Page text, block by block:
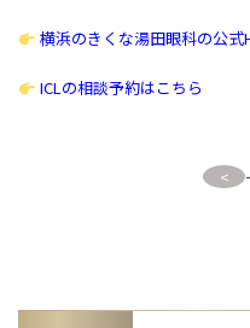
横浜のきくな湯田眼科の公式
ICLの相談予約はこちら
<